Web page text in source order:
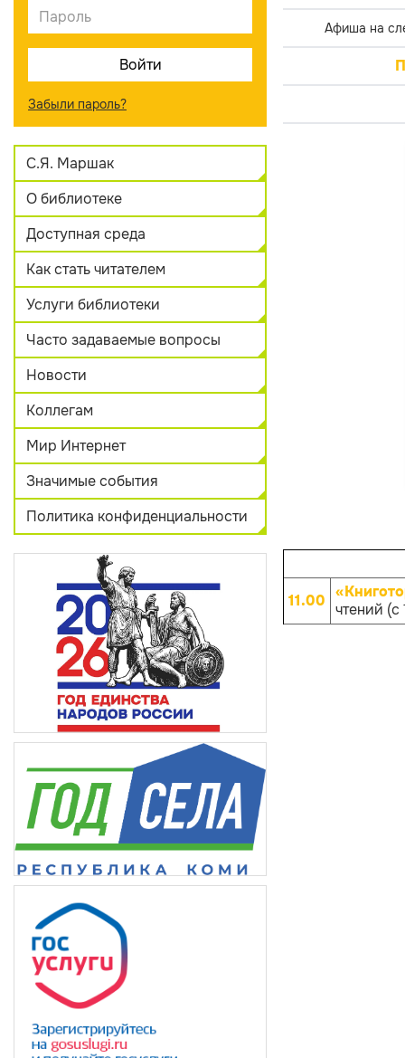
Забыли пароль?
С.Я. Маршак
О библиотеке
Доступная среда
Как стать читателем
Услуги библиотеки
Часто задаваемые вопросы
Новости
Коллегам
Мир Интернет
Значимые события
Политика конфиденциальности
Афиша на
11.00 чтений (с